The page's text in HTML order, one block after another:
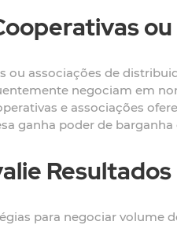
ou associações de
negociam em
e associações
ganha poder de
Resultados
para negociar volume